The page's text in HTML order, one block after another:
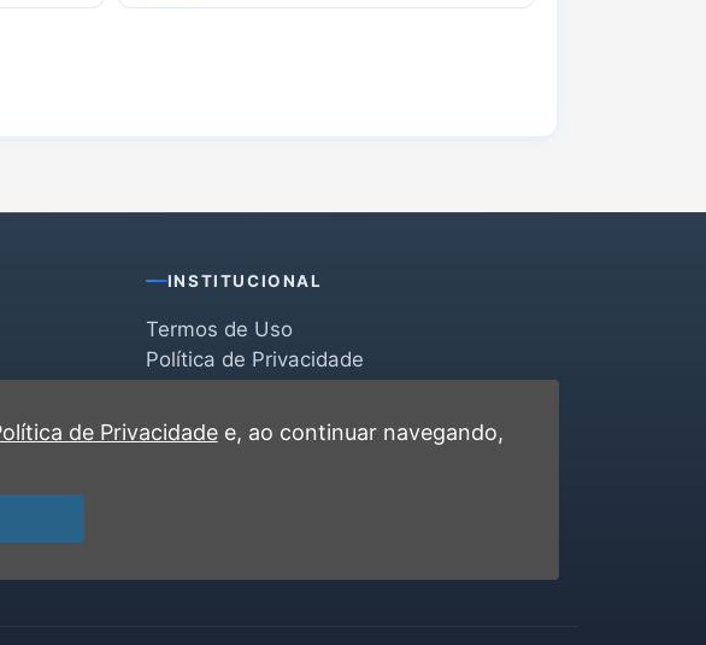
INSTITUCIONAL
Termos de Uso
Política de Privacidade
Contato
de Privacidadee, ao continuar navegando,